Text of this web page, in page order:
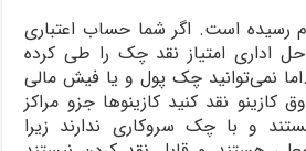
رسیده است. اگر شما حساب اعتباری
اداری امتیاز نقد چک را طی کرده
نمی‌توانید چک پول و یا فیش مالی
نقد کنید کازینوها جزو مراکز
و با چک سروکاری ندارند زیرا